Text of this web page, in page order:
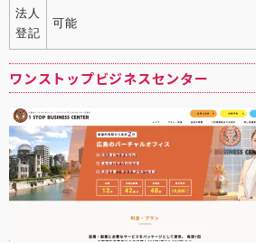
法人
登記
可能
ワンストップビジネスセンター